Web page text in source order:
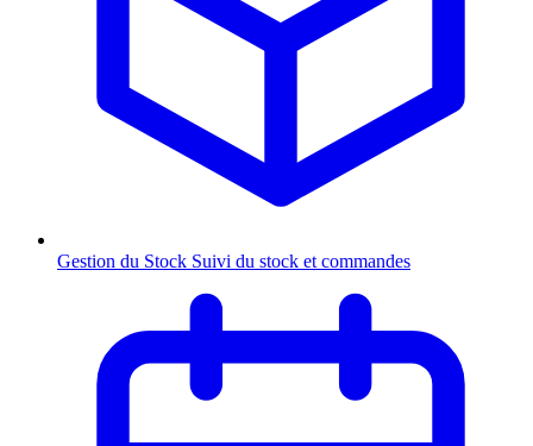
Gestion du Stock Suivi du stock et commandes